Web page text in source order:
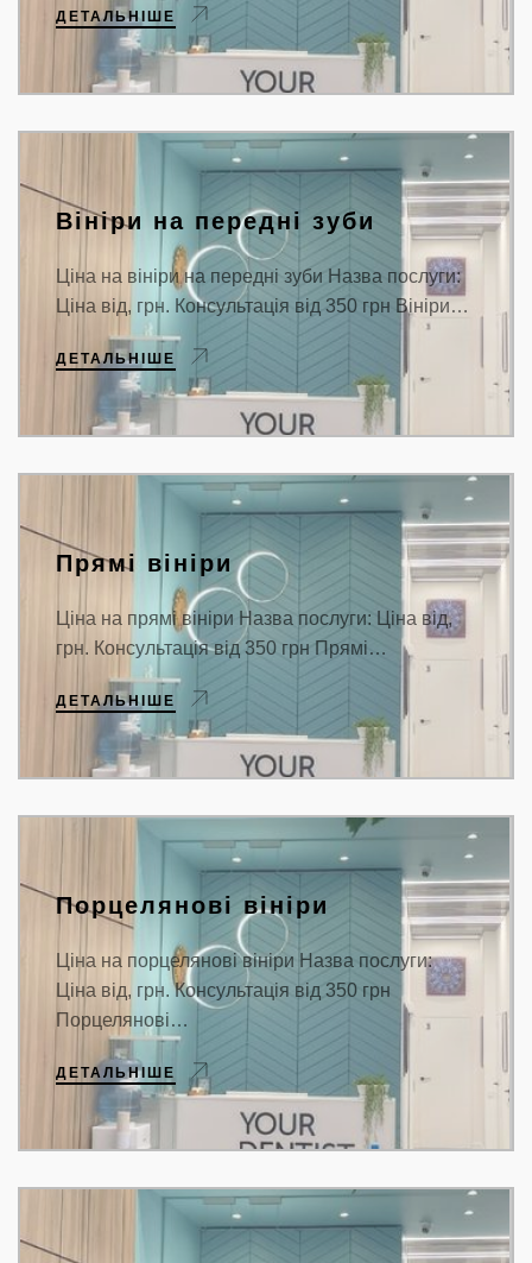
ДЕТАЛЬНІШЕ
Вініри на передні зуби
Ціна на вініри на передні зуби Назва послуги:
Ціна від, грн. Консультація від 350 грн Вініри…
ДЕТАЛЬНІШЕ
Прямі вініри
Ціна на прямі вініри Назва послуги: Ціна від,
грн. Консультація від 350 грн Прямі…
ДЕТАЛЬНІШЕ
Порцелянові вініри
Ціна на порцелянові вініри Назва послуги:
Ціна від, грн. Консультація від 350 грн
Порцелянові…
ДЕТАЛЬНІШЕ